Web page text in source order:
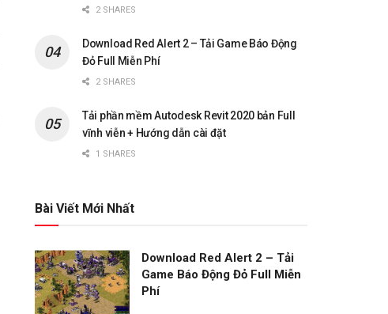
2 SHARES
Download Red Alert 2 – Tải Game Báo Động
Đỏ Full Miễn Phí
2 SHARES
Tải phần mềm Autodesk Revit 2020 bản Full
vĩnh viễn + Hướng dẫn cài đặt
1 SHARES
Bài Viết Mới Nhất
Download Red Alert 2 – Tải
Game Báo Động Đỏ Full Miễn
Phí